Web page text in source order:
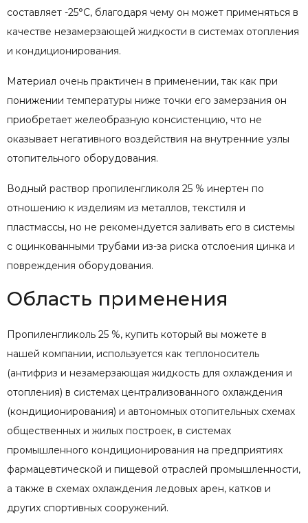
составляет -25°С, благодаря чему он может применяться в
качестве незамерзающей жидкости в системах отопления
и кондиционирования.
Материал очень практичен в применении, так как при
понижении температуры ниже точки его замерзания он
приобретает желеобразную консистенцию, что не
оказывает негативного воздействия на внутренние узлы
отопительного оборудования.
Водный раствор пропиленгликоля 25 % инертен по
отношению к изделиям из металлов, текстиля и
пластмассы, но не рекомендуется заливать его в системы
с оцинкованными трубами из-за риска отслоения цинка и
повреждения оборудования.
Область применения
Пропиленгликоль 25 %, купить который вы можете в
нашей компании, используется как теплоноситель
(антифриз и незамерзающая жидкость для охлаждения и
отопления) в системах централизованного охлаждения
(кондиционирования) и автономных отопительных схемах
общественных и жилых построек, в системах
промышленного кондиционирования на предприятиях
фармацевтической и пищевой отраслей промышленности,
а также в схемах охлаждения ледовых арен, катков и
других спортивных сооружений.